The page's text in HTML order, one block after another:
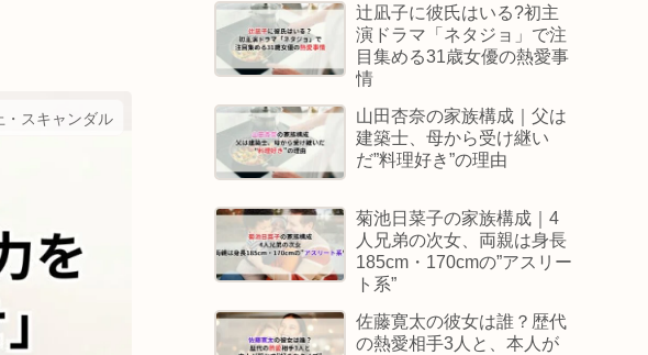
・スキャンダル
辻凪子に彼氏はいる?初主
演ドラマ「ネタジョ」で注
目集める31歳女優の熱愛事
情
山田杏奈の家族構成｜父は
建築士、母から受け継い
だ”料理好き”の理由
菊池日菜子の家族構成｜4
人兄弟の次女、両親は身長
185cm・170cmの”アスリー
ト系”
佐藤寛太の彼女は誰？歴代
の熱愛相手3人と、本人が